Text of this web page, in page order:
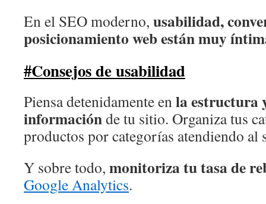
En el SEO moderno, usabilidad,
posicionamiento web están muy
#Consejos de usabilidad
Piensa detenidamente enla estructura
informaciónde tu sitio. Organiza tus
productos por categorías atendiendo al
Y sobre todo, monitoriza tu tasa de
Google Analytics.